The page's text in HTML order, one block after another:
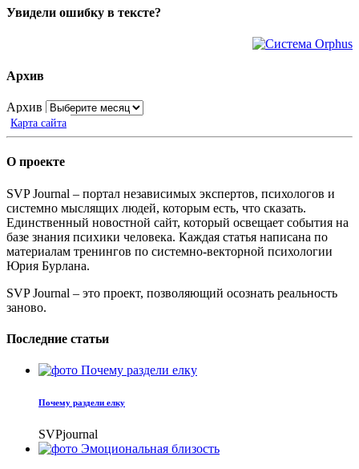
Увидели ошибку в тексте?
Архив
Архив
Карта сайта
О проекте
SVP Journal – портал независимых экспертов, психологов и
системно мыслящих людей, которым есть, что сказать.
Единственный новостной сайт, который освещает события на
базе знания психики человека. Каждая статья написана по
материалам тренингов по системно-векторной психологии
Юрия Бурлана.
SVP Journal – это проект, позволяющий осознать реальность
заново.
Последние статьи
Почему раздели елку
SVPjournal